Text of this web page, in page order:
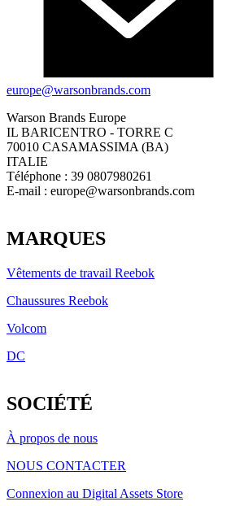
europe@warsonbrands.com
Warson Brands Europe
IL BARICENTRO - TORRE C
70010 CASAMASSIMA (BA)
ITALIE
Téléphone : 39 0807980261
E-mail : europe@warsonbrands.com
MARQUES
Vêtements de travail Reebok
Chaussures Reebok
Volcom
DC
SOCIÉTÉ
À propos de nous
NOUS CONTACTER
Connexion au Digital Assets Store